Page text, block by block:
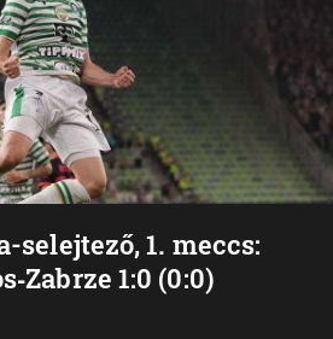
selejtező, 1. meccs:
1:0 (0:0)